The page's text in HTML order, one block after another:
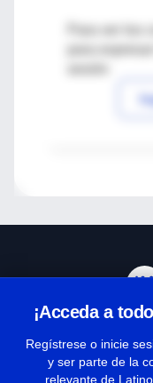
Para ver los
¡Acceda a
Regístrese o inicie
y ser parte de la
relevante de